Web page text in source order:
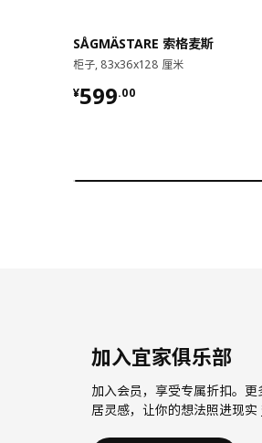
SÅGMÄSTARE 索格麦斯
柜子, 83x36x128 厘米
¥599.00
¥ 599.00
加入宜家俱乐部
加入会员，享受专属折扣。更
居灵感，让你的想法照进现实